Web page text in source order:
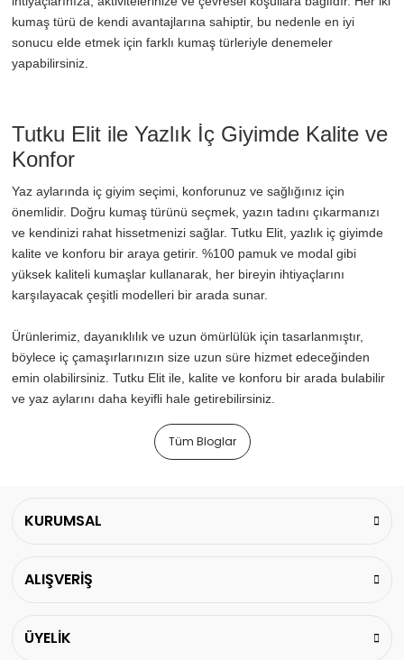
kumaş türü de kendi avantajlarına sahiptir, bu nedenle en iyi
sonucu elde etmek için farklı kumaş türleriyle denemeler
yapabilirsiniz.
Tutku Elit ile Yazlık İç Giyimde Kalite ve
Konfor
Yaz aylarında iç giyim seçimi, konforunuz ve sağlığınız için
önemlidir. Doğru kumaş türünü seçmek, yazın tadını çıkarmanızı
ve kendinizi rahat hissetmenizi sağlar. Tutku Elit, yazlık iç giyimde
kalite ve konforu bir araya getirir. %100 pamuk ve modal gibi
yüksek kaliteli kumaşlar kullanarak, her bireyin ihtiyaçlarını
karşılayacak çeşitli modelleri bir arada sunar.
Ürünlerimiz, dayanıklılık ve uzun ömürlülük için tasarlanmıştır,
böylece iç çamaşırlarınızın size uzun süre hizmet edeceğinden
emin olabilirsiniz. Tutku Elit ile, kalite ve konforu bir arada bulabilir
ve yaz aylarını daha keyifli hale getirebilirsiniz.
Tüm Bloglar
KURUMSAL
ALIŞVERİŞ
ÜYELİK